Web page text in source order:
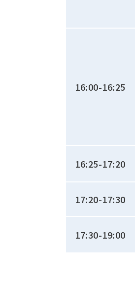
16:00-16:25
16:25-17:20
17:20-17:30
17:30-19:00